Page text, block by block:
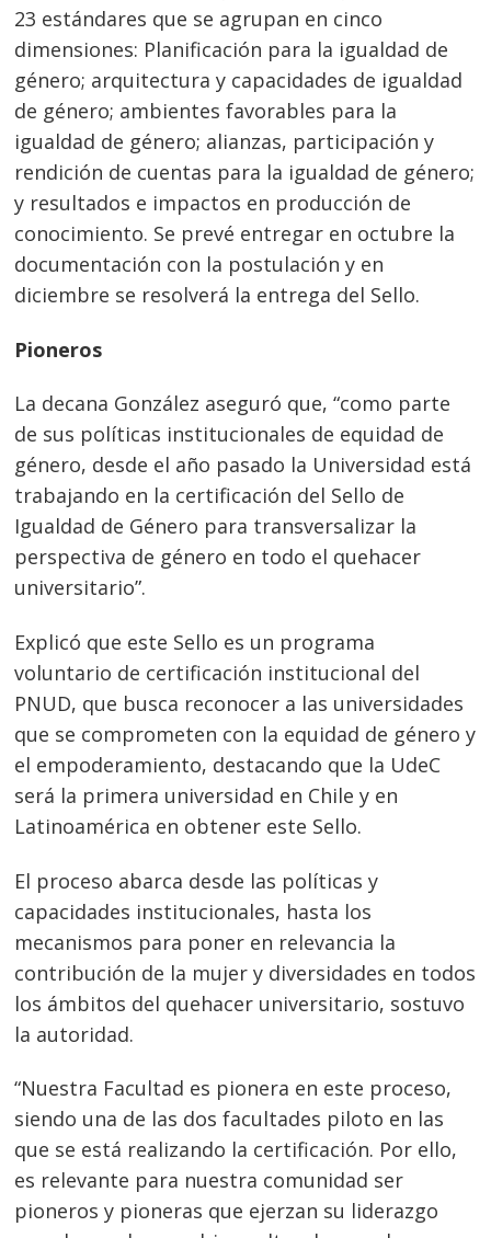
23 estándares que se agrupan en cinco
dimensiones: Planificación para la igualdad de
género; arquitectura y capacidades de igualdad
de género; ambientes favorables para la
igualdad de género; alianzas, participación y
rendición de cuentas para la igualdad de género;
y resultados e impactos en producción de
conocimiento. Se prevé entregar en octubre la
documentación con la postulación y en
diciembre se resolverá la entrega del Sello.
Pioneros
La decana González aseguró que, “como parte
de sus políticas institucionales de equidad de
género, desde el año pasado la Universidad está
trabajando en la certificación del Sello de
Igualdad de Género para transversalizar la
perspectiva de género en todo el quehacer
universitario”.
Explicó que este Sello es un programa
voluntario de certificación institucional del
PNUD, que busca reconocer a las universidades
que se comprometen con la equidad de género y
el empoderamiento, destacando que la UdeC
será la primera universidad en Chile y en
Latinoamérica en obtener este Sello.
El proceso abarca desde las políticas y
capacidades institucionales, hasta los
mecanismos para poner en relevancia la
contribución de la mujer y diversidades en todos
los ámbitos del quehacer universitario, sostuvo
la autoridad.
“Nuestra Facultad es pionera en este proceso,
siendo una de las dos facultades piloto en las
que se está realizando la certificación. Por ello,
es relevante para nuestra comunidad ser
pioneros y pioneras que ejerzan su liderazgo
Navegación
de
entradas